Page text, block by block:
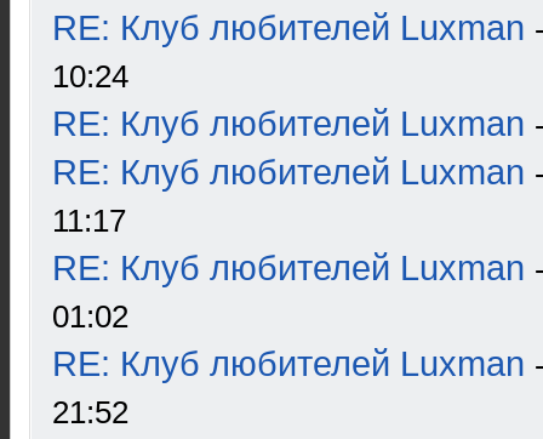
RE: Клуб любителей Luxman
10:24
RE: Клуб любителей Luxman
RE: Клуб любителей Luxman
11:17
RE: Клуб любителей Luxman
01:02
RE: Клуб любителей Luxman
21:52